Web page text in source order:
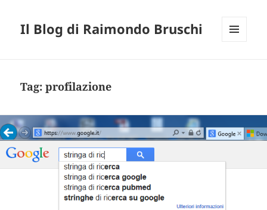
Il Blog di Raimondo Bruschi
Tag:profilazione